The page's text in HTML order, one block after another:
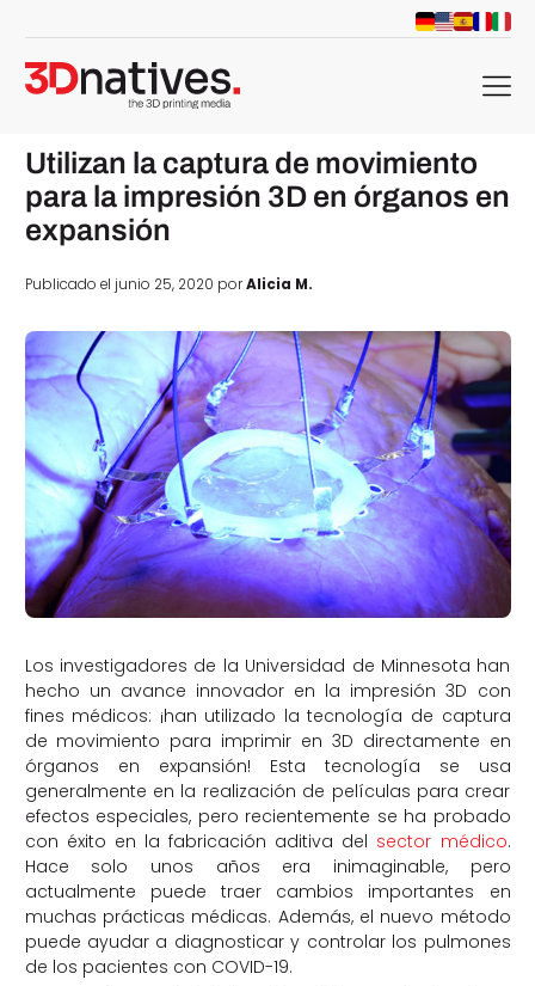
menu
Utilizan la captura de movimiento
para la impresión 3D en órganos en
expansión
Publicado el junio 25, 2020 porAlicia M.
Los investigadores de la Universidad de Minnesota han
hecho un avance innovador en la impresión 3D con
fines médicos: ¡han utilizado la tecnología de captura
de movimiento para imprimir en 3D directamente en
órganos en expansión! Esta tecnología se usa
generalmente en la realización de películas para crear
efectos especiales, pero recientemente se ha probado
con éxito en la fabricación aditiva del sector médico.
Hace solo unos años era inimaginable, pero
actualmente puede traer cambios importantes en
muchas prácticas médicas. Además, el nuevo método
puede ayudar a diagnosticar y controlar los pulmones
de los pacientes con COVID-19.